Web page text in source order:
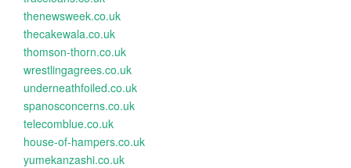
thenewsweek.co.uk
thecakewala.co.uk
thomson-thorn.co.uk
wrestlingagrees.co.uk
underneathfoiled.co.uk
spanosconcerns.co.uk
telecomblue.co.uk
house-of-hampers.co.uk
yumekanzashi.co.uk